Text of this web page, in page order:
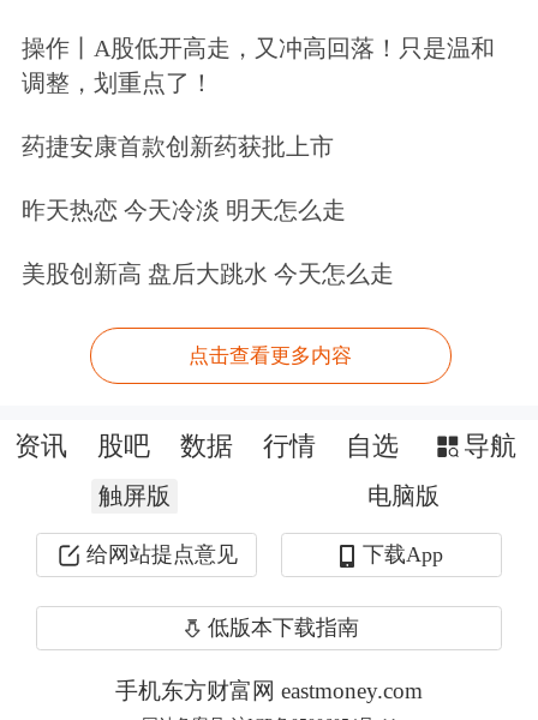
集体调整后，周五近似普反。
方向持续走强，科技线先涨后跌，
操作丨A股低开高走，又冲高回落！只是温和
调整，划重点了！
药捷安康首款创新药获批上市
昨天热恋 今天冷淡 明天怎么走
美股创新高 盘后大跳水 今天怎么走
点击查看更多内容
资讯 股吧 数据 行情 自选 导航
触屏版 电脑版
给网站提点意见 下载App
低版本下载指南
手机东方财富网 eastmoney.com